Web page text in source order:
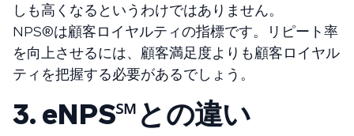
しも高くなるというわけではありません。
NPS®️は顧客ロイヤルティの指標です。リピート率
を向上させるには、顧客満足度よりも顧客ロイヤル
ティを把握する必要があるでしょう。
3. eNPS℠との違い